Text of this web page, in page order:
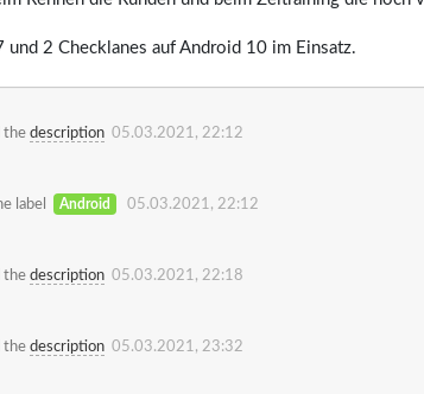
und 2 Checklanes auf Android 10 im Einsatz.
the description 05.03.2021, 22:12
label Android 05.03.2021, 22:12
the description 05.03.2021, 22:18
the description 05.03.2021, 23:32